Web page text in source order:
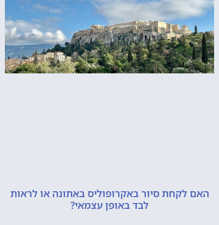
האם לקחת סיור באקרופוליס באתונה או לראות
לבד באופן עצמאי?